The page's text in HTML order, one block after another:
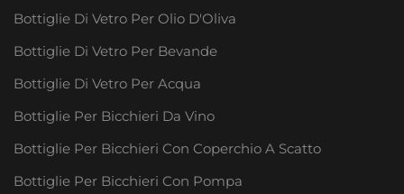
Bottiglie Di Vetro Per Olio D'Oliva
Bottiglie Di Vetro Per Bevande
Bottiglie Di Vetro Per Acqua
Bottiglie Per Bicchieri Da Vino
Bottiglie Per Bicchieri Con Coperchio A Scatto
Bottiglie Per Bicchieri Con Pompa